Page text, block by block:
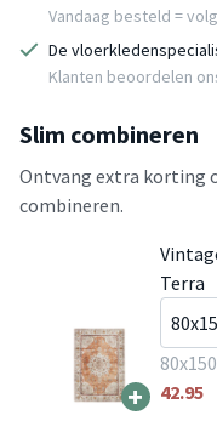
Vandaag besteld =
De
Klanten beoordelen ons
Slim combineren
Ontvang extra korting
combineren.
+
Terra
42.95